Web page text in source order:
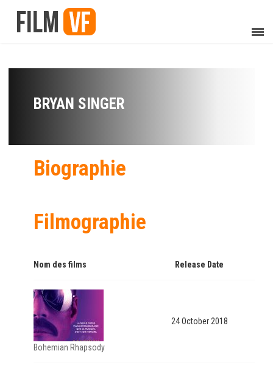
BRYAN SINGER
Biographie
Filmographie
Nom des films Release Date
Bohemian Rhapsody
24 October 2018